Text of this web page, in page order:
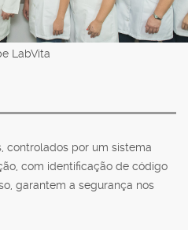
LabVita
controlados por um sistema
com identificação de código
garantem a segurança nos